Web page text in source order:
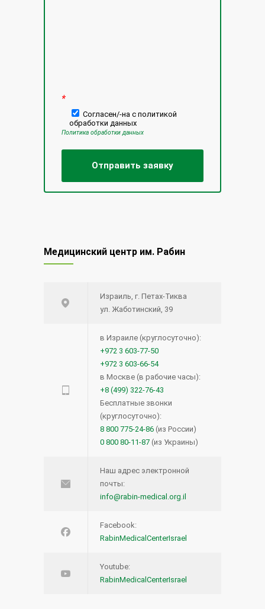
*
Согласен/-на с политикой
обработки данных
Политика обработки данных
Медицинский центр им. Рабин
Израиль, г. Петах-Тиква
ул. Жаботинский, 39
в Израиле (круглосуточно):
+972 3 603-77-50
+972 3 603-66-54
в Москве (в рабочие часы):
+8 (499) 322-76-43
Бесплатные звонки
(круглосуточно):
8 800 775-24-86 (из России)
0 800 80-11-87 (из Украины)
Наш адрес электронной
почты:
info@rabin-medical.org.il
Facebook:
RabinMedicalCenterIsrael
Youtube:
RabinMedicalCenterIsrael